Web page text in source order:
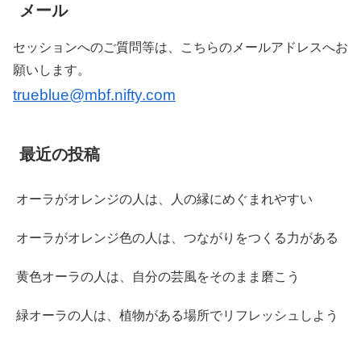
メール
セッションへのご質問等は、こちらのメールアドレスへお
願いします。
trueblue@mbf.nifty.com
最近の投稿
オーラがオレンジの人は、人の縁にめぐまれやすい
オーラがオレンジ色の人は、つながりをつくる力がある
黄色オーラの人は、自分の芸風をそのまま磨こう
緑オーラの人は、植物がある場所でリフレッシュしよう